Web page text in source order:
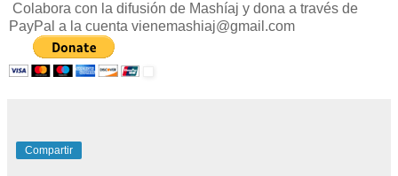
Colabora con la difusión de Mashíaj y dona a través de
PayPal a la cuenta vienemashiaj@gmail.com
Compartir